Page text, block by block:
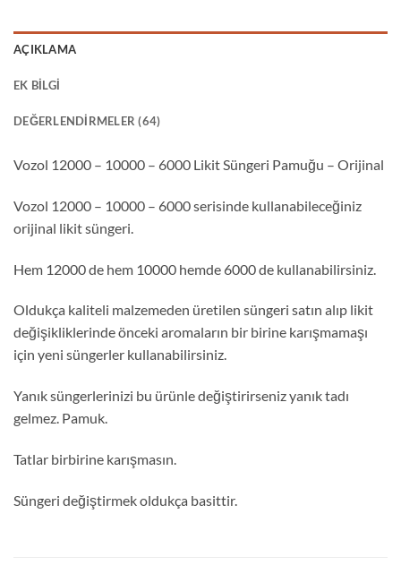
AÇIKLAMA
EK BILGI
DEĞERLENDIRMELER (64)
Vozol 12000 – 10000 – 6000 Likit Süngeri Pamuğu – Orijinal
Vozol 12000 – 10000 – 6000 serisinde kullanabileceğiniz
orijinal likit süngeri.
Hem 12000 de hem 10000 hemde 6000 de kullanabilirsiniz.
Oldukça kaliteli malzemeden üretilen süngeri satın alıp likit
değişikliklerinde önceki aromaların bir birine karışmamaşı
için yeni süngerler kullanabilirsiniz.
Yanık süngerlerinizi bu ürünle değiştirirseniz yanık tadı
gelmez. Pamuk.
Tatlar birbirine karışmasın.
Süngeri değiştirmek oldukça basittir.